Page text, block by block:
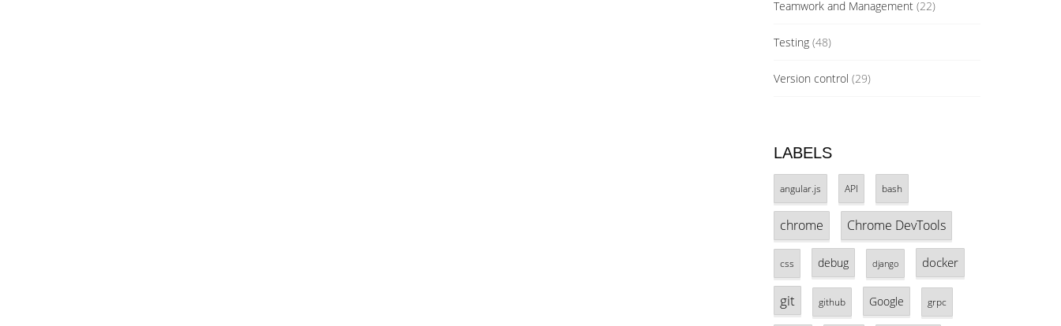
Teamwork and Management(22)
Testing(48)
Version control (29)
LABELS
angular.js API bash
chrome Chrome DevTools
css debug django docker
git github Google grpc